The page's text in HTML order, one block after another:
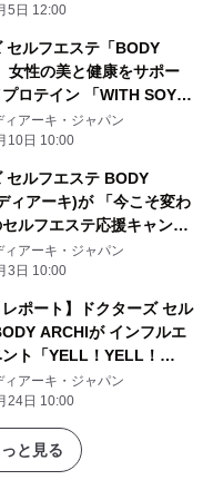
5日 12:00
セルフエステ「BODY
性の美と健康をサポー
プロテイン 「WITH SOY
」とタイアップ開始
ィアーキ・ジャパン
10日 10:00
セルフエステ BODY
ィアーキ)が 「今こそ変わ
ルフエステ応援キャンペ
3より開催
ィアーキ・ジャパン
3日 10:00
レポート】ドクターズ セル
ARCHIが インフルエ
ト「YELL！YELL！
初出展 マシンの施術体
が入った限定ショッパー
ィアーキ・ジャパン
24日 10:00
と見る